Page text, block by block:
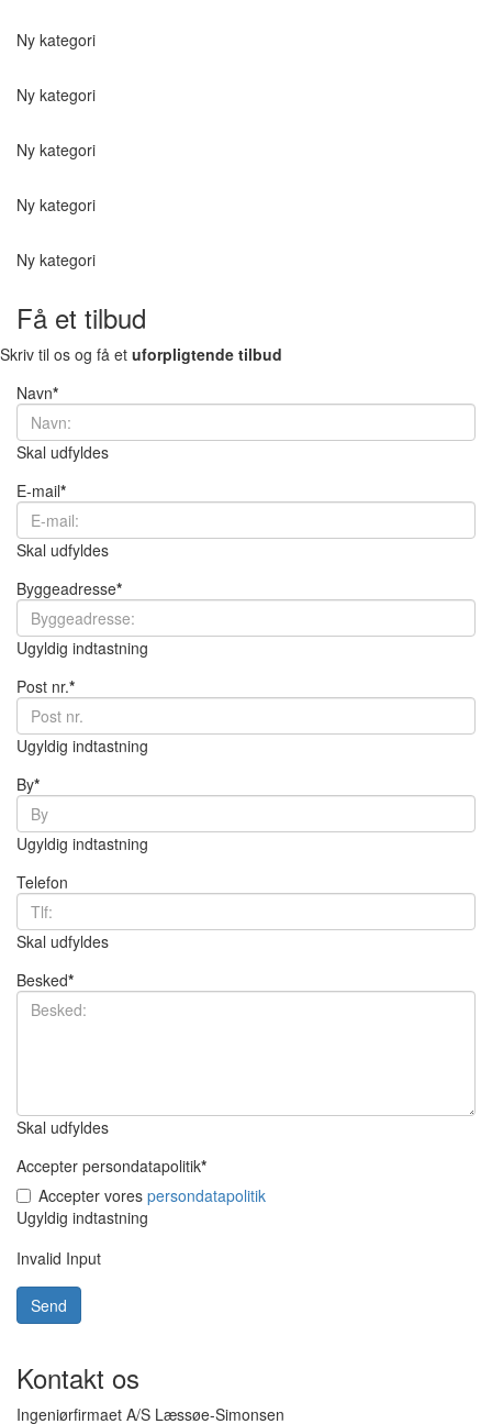
Ny kategori
Ny kategori
Ny kategori
Ny kategori
Ny kategori
Få et tilbud
Skriv til os og få et uforpligtende tilbud
Navn*
Skal udfyldes
E-mail*
Skal udfyldes
Byggeadresse*
Ugyldig indtastning
Post nr.*
Ugyldig indtastning
By*
Ugyldig indtastning
Telefon
Skal udfyldes
Besked*
Skal udfyldes
Accepter persondatapolitik*
Accepter vores persondatapolitik
Ugyldig indtastning
Invalid Input
Kontakt os
Ingeniørfirmaet A/S Læssøe-Simonsen